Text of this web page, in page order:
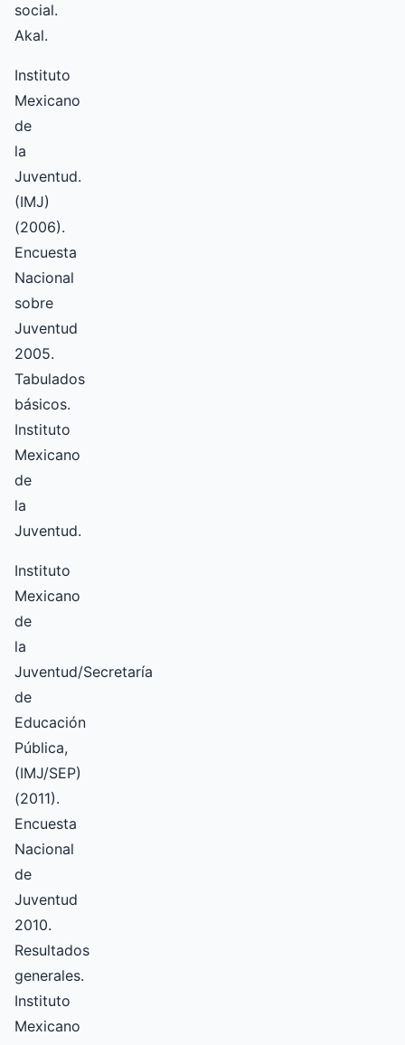
social.
Akal.
Instituto
Mexicano
de
la
Juventud.
(IMJ)
(2006).
Encuesta
Nacional
sobre
Juventud
2005.
Tabulados
básicos.
Instituto
Mexicano
de
la
Juventud.
Instituto
Mexicano
de
la
Juventud/Secretaría
de
Educación
Pública,
(IMJ/SEP)
(2011).
Encuesta
Nacional
de
Juventud
2010.
Resultados
generales.
Instituto
Mexicano